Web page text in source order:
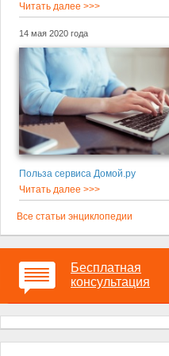
Читать далее >>>
14 мая 2020 года
Польза сервиса Домой.ру
Читать далее >>>
Все статьи энциклопедии
Бесплатная
консультация